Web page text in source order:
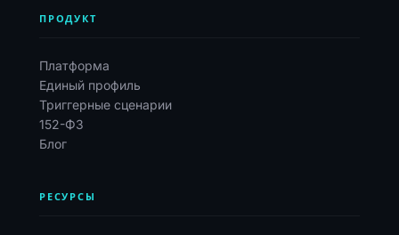
ПРОДУКТ
Платформа
Единый профиль
Триггерные сценарии
152-ФЗ
Блог
РЕСУРСЫ